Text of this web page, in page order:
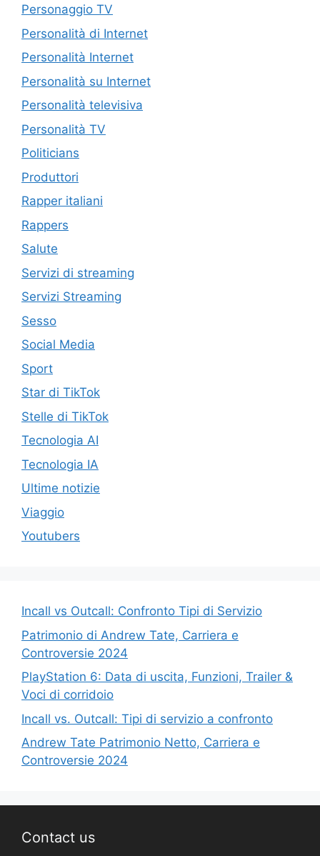
Personaggio TV
Personalità di Internet
Personalità Internet
Personalità su Internet
Personalità televisiva
Personalità TV
Politicians
Produttori
Rapper italiani
Rappers
Salute
Servizi di streaming
Servizi Streaming
Sesso
Social Media
Sport
Star di TikTok
Stelle di TikTok
Tecnologia AI
Tecnologia IA
Ultime notizie
Viaggio
Youtubers
Incall vs Outcall: Confronto Tipi di Servizio
Patrimonio di Andrew Tate, Carriera e
Controversie 2024
PlayStation 6: Data di uscita, Funzioni, Trailer &
Voci di corridoio
Incall vs. Outcall: Tipi di servizio a confronto
Andrew Tate Patrimonio Netto, Carriera e
Controversie 2024
Contact us